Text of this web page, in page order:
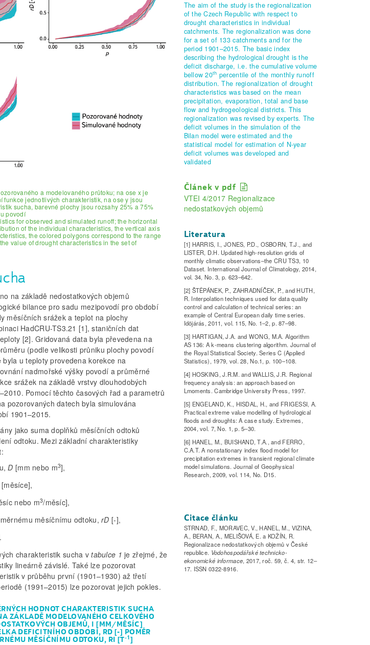
a modelovaného průtoku; na ose x je
jednotlivých charakteristik, na ose y jsou
sucha, barevné plochy jsou rozsahy 25% a 75%
povodí
for observed and simulated runoff; the horizontal
of the individual characteristics, the vertical axis
the colored polygons correspond to the range
value of drought characteristics in the set of
na základě nedostatkových objemů
bilance pro sadu mezipovodí pro období
měsíčních srážek a teplot na plochy
HadCRU-TS3.21 [1], staničních dat
[2]. Gridovaná data byla převedena na
(podle velikosti průniku plochy povodí
u teploty provedena korekce na
nadmořské výšky povodí a průměrné
srážek na základě vrstvy dlouhodobých
Pomocí těchto časových řad a parametrů
pozorovaných datech byla simulována
1901–2015.
jako suma doplňků měsíčních odtoků
odtoku. Mezi základní charakteristiky
D [mm nebo m3],
[měsíce],
nebo m3/měsíc],
měsíčnímu odtoku,rD [-],
charakteristik sucha vtabulce 1 je zřejmé, že
lineárně závislé. Také lze pozorovat
v průběhu první (1901–1930) až třetí
(1991–2015) lze pozorovat jejich pokles.
HODNOT CHARAKTERISTIK SUCHA
ZÁKLADĚ MODELOVANÉHO CELKOVÉHO
OBJEMŮ, I [MM/MĚSÍC]
DEFICITNÍHO OBDOBÍ, RD [-] POMĚR
MĚSÍČNÍMU ODTOKU, RI [T-1]
The aim of the study is the regionalization
of the Czech Republic with respect to
drought characteristics in individual
catchments. The regionalization was done
for a set of 133 catchments and for the
period 1901–2015. The basic index
describing the hydrological drought is the
deficit discharge, i.e. the cumulative volume
bellow 20th percentile of the monthly runoff
distribution. The regionalization of drought
characteristics was based on the mean
precipitation, evaporation, total and base
flow and hydrogeological districts. This
regionalization was revised by experts. The
deficit volumes in the simulation of the
Bilan model were estimated and the
statistical model for estimation of N-year
deficit volumes was developed and
validated
Článek v pdf
VTEI 4/2017 Regionalizace
nedostatkových objemů
Literatura
[1] HARRIS, I., JONES, P.D., OSBORN, T.J., and
LISTER, D.H. Updated high-resolution grids of
monthly climatic observations–the CRU TS3, 10
Dataset. International Journal of Climatology, 2014,
vol. 34, No. 3, p. 623–642.
[2] ŠTĚPÁNEK, P., ZAHRADNÍČEK, P., and HUTH,
R. Interpolation techniques used for data quality
control and calculation of technical series: an
example of Central European daily time series.
Idöjárás, 2011, vol. 115, No. 1–2, p. 87–98.
[3] HARTIGAN, J.A. and WONG, M.A. Algorithm
AS 136: A k-means clustering algorithm. Journal of
the Royal Statistical Society. Series C (Applied
Statistics), 1979, vol. 28, No.1, p. 100–108.
[4] HOSKING, J.R.M. and WALLIS, J.R. Regional
frequency analysis: an approach based on
Lmoments. Cambridge University Press, 1997.
[5] ENGELAND, K., HISDAL, H., and FRIGESSI, A.
Practical extreme value modelling of hydrological
floods and droughts: A case study. Extremes,
2004, vol. 7, No. 1, p. 5–30.
[6] HANEL, M., BUISHAND, T.A., and FERRO,
C.A.T. A nonstationary index flood model for
precipitation extremes in transient regional climate
model simulations. Journal of Geophysical
Research, 2009, vol. 114, No. D15.
Citace článku
STRNAD, F., MORAVEC, V., HANEL, M., VIZINA,
A., BERAN, A., MELIŠOVÁ, E. a KOŽÍN, R.
Regionalizace nedostatkových objemů v České
republice. Vodohospodářské technicko-
ekonomické informace, 2017, roč. 59, č. 4, str. 12–
17. ISSN 0322-8916.